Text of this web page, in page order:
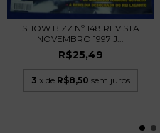
SHOW BIZZ Nº 148 REVISTA
NOVEMBRO 1997 J...
R$25,49
3 x de R$8,50 sem juros